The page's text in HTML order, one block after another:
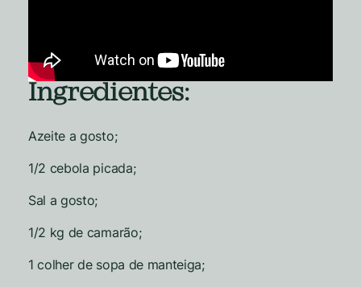
Ingredientes:
Azeite a gosto;
1/2 cebola picada;
Sal a gosto;
1/2 kg de camarão;
1 colher de sopa de manteiga;